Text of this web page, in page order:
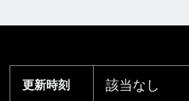
更新時刻 該当なし